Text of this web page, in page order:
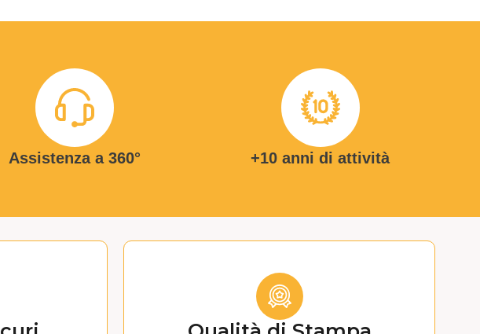
Assistenza a 360° +10 anni di attività